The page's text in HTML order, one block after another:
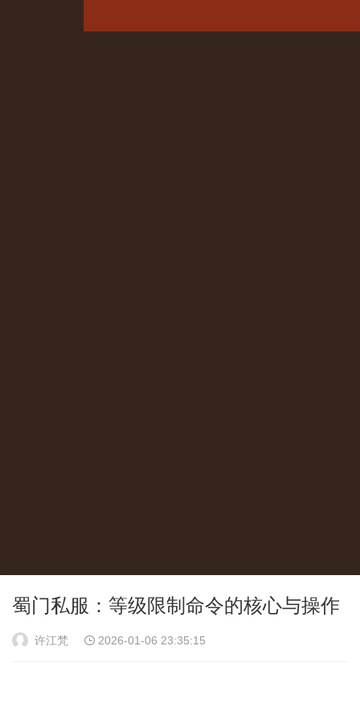
蜀门私服：等级限制命令的核心与操作
许江梵 2026-01-06 23:35:15